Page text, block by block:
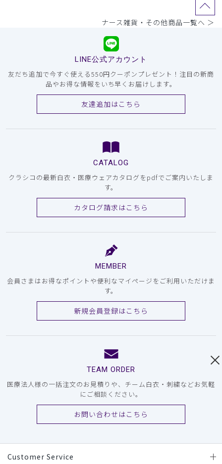
ナース雑貨・その他商品一覧へ ＞
LINE公式アカウント
友だち追加で今すぐ使える550円クーポンプレゼント！注目の新商
品やお得な情報をいち早くお届けします。
友達追加はこちら
CATALOG
クラシコの最新白衣・医療ウェアカタログをpdfでご案内いたしま
す。
カタログ請求はこちら
MEMBER
会員さまはお得なポイントや便利なマイページをご利用いただけま
す。
新規会員登録はこちら
TEAM ORDER
医療法人様の一括注文のお見積りや、チーム白衣・刺繍などお気軽
にご相談ください。
お問い合わせはこちら
Customer Service